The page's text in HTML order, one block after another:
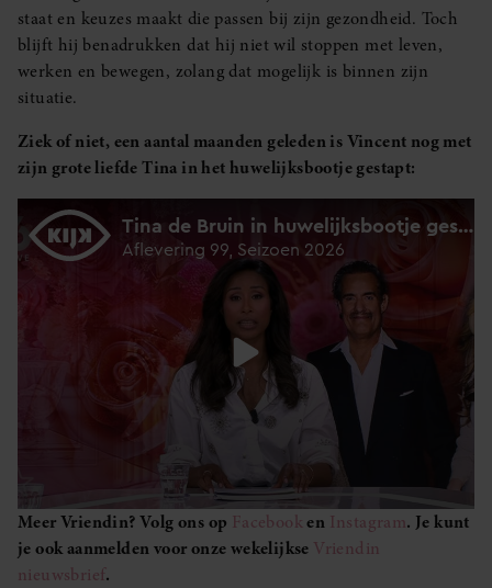
staat en keuzes maakt die passen bij zijn gezondheid. Toch
blijft hij benadrukken dat hij niet wil stoppen met leven,
werken en bewegen, zolang dat mogelijk is binnen zijn
situatie.
Ziek of niet, een aantal maanden geleden is Vincent nog met
zijn grote liefde Tina in het huwelijksbootje gestapt:
Meer Vriendin? Volg ons op Facebooken Instagram. Je kunt
je ook aanmelden voor onze wekelijkse Vriendin
nieuwsbrief.